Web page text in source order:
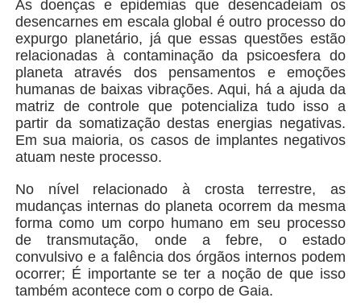
As doenças e epidemias que desencadeiam os
desencarnes em escala global é outro processo do
expurgo planetário, já que essas questões estão
relacionadas à contaminação da psicoesfera do
planeta através dos pensamentos e emoções
humanas de baixas vibrações. Aqui, há a ajuda da
matriz de controle que potencializa tudo isso a
partir da somatização destas energias negativas.
Em sua maioria, os casos de implantes negativos
atuam neste processo.
No nível relacionado à crosta terrestre, as
mudanças internas do planeta ocorrem da mesma
forma como um corpo humano em seu processo
de transmutação, onde a febre, o estado
convulsivo e a falência dos órgãos internos podem
ocorrer; É importante se ter a noção de que isso
também acontece com o corpo de Gaia.